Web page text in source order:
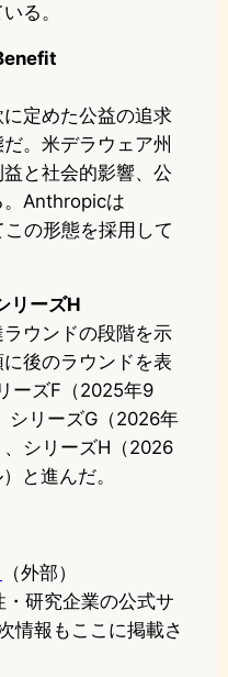
る。
定めた公益の追求
。米デラウェア州
と社会的影響、公
。Anthropicは
の形態を採用して
リーズH
ウンドの段階を示
後のラウンドを表
ーズF（2025年9
シリーズG（2026年
シリーズH（2026
と進んだ。
（外部）
研究企業の公式サ
情報もここに掲載さ